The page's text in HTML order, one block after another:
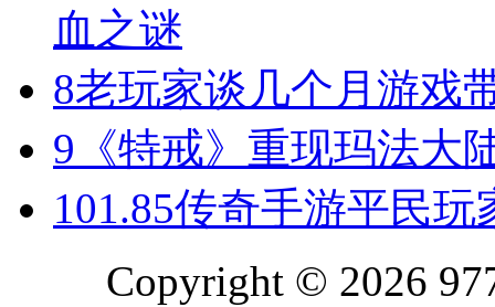
血之谜
8老玩家谈几个月游戏
9 《特戒》重现玛法大
101.85传奇手游平民
Copyright © 2026